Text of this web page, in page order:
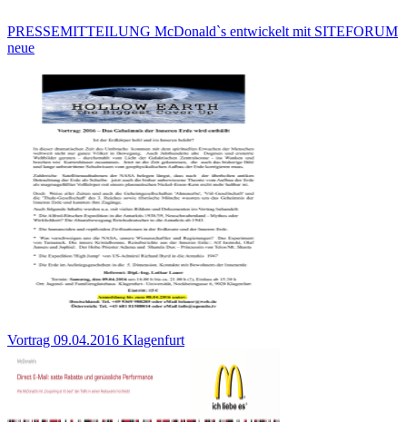
PRESSEMITTEILUNG McDonald`s entwickelt mit SITEFORUM
neue
Vortrag 09.04.2016 Klagenfurt